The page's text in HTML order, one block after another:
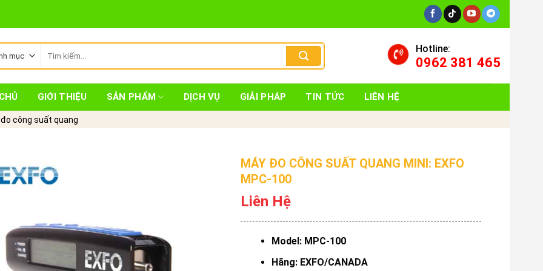
kiếm:
Hotline:
0962 381 465
GIỚI THIỆU SẢN PHẨM DỊCH VỤ GIẢI PHÁP TIN TỨC LIÊN HỆ
đo công suất quang
MÁY ĐO CÔNG SUẤT QUANG MINI: EXFO
MPC-100
Liên Hệ
Model: MPC-100
Hãng: EXFO/CANADA